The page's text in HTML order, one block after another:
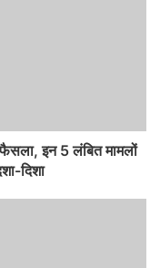
फैसला, इन 5 लंबित मामलों
दिशा